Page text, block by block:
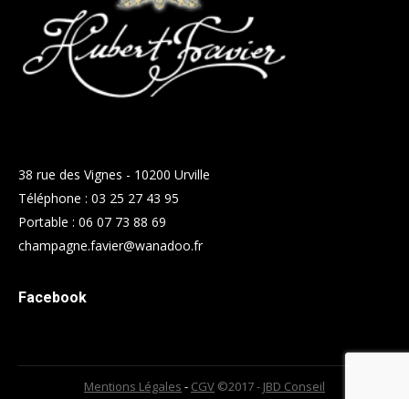
38 rue des Vignes - 10200 Urville
Téléphone : 03 25 27 43 95
Portable : 06 07 73 88 69
champagne.favier@wanadoo.fr
Facebook
Mentions Légales - CGV ©2017 - JBD Conseil